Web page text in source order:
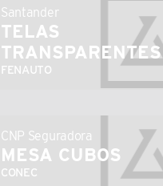
Santander
TELAS
TRANSPARENTES
FENAUTO
CNP Seguradora
MESA CUBOS
CONEC